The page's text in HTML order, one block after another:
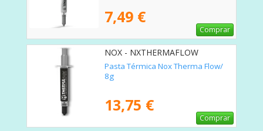
7,49 €
Comprar
NOX - NXTHERMAFLOW
Pasta Térmica Nox Therma Flow/
8g
13,75 €
Comprar